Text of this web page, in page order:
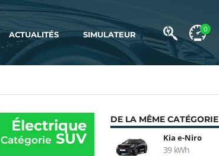
0
ACTUALITÉS SIMULATEUR
Électrique
Catégorie SUV
DE LA MÊME CATÉGORIE
Kia e-Niro
39 kWh